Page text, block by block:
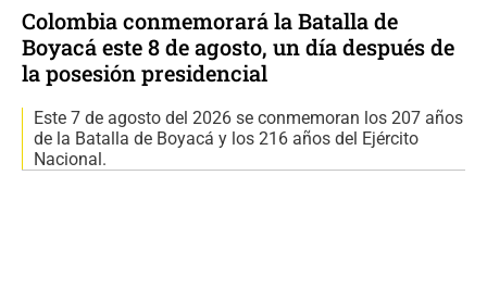
Colombia conmemorará la Batalla de
Boyacá este 8 de agosto, un día después de
la posesión presidencial
Este 7 de agosto del 2026 se conmemoran los 207 años
de la Batalla de Boyacá y los 216 años del Ejército
Nacional.